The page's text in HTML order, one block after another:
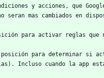
y acciones, que
seran mas cambiados en
para activar reglas
posición para determinar si
Incluso cuando la app